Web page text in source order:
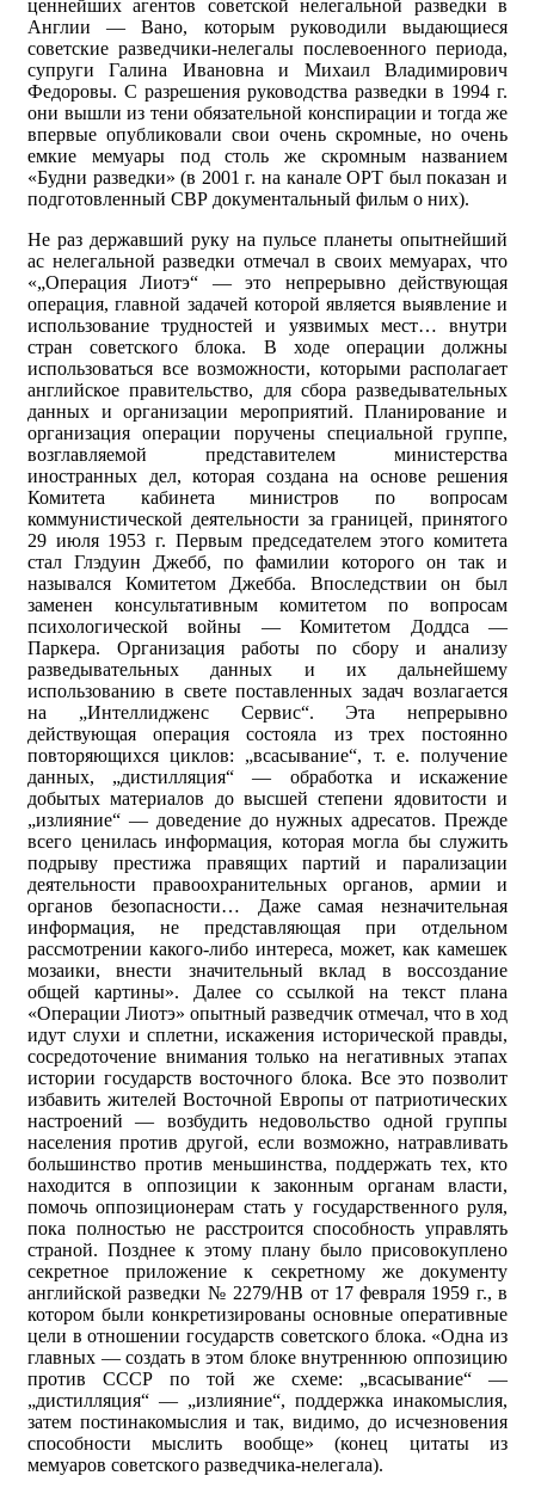
ценнейших агентов советской нелегальной разведки в
Англии — Вано, которым руководили выдающиеся
советские разведчики-нелегалы послевоенного периода,
супруги Галина Ивановна и Михаил Владимирович
Федоровы. С разрешения руководства разведки в 1994 г.
они вышли из тени обязательной конспирации и тогда же
впервые опубликовали свои очень скромные, но очень
емкие мемуары под столь же скромным названием
«Будни разведки» (в 2001 г. на канале ОРТ был показан и
подготовленный СВР документальный фильм о них).
Не раз державший руку на пульсе планеты опытнейший
ас нелегальной разведки отмечал в своих мемуарах, что
«„Операция Лиотэ“ — это непрерывно действующая
операция, главной задачей которой является выявление и
использование трудностей и уязвимых мест… внутри
стран советского блока. В ходе операции должны
использоваться все возможности, которыми располагает
английское правительство, для сбора разведывательных
данных и организации мероприятий. Планирование и
организация операции поручены специальной группе,
возглавляемой представителем министерства
иностранных дел, которая создана на основе решения
Комитета кабинета министров по вопросам
коммунистической деятельности за границей, принятого
29 июля 1953 г. Первым председателем этого комитета
стал Глэдуин Джебб, по фамилии которого он так и
назывался Комитетом Джебба. Впоследствии он был
заменен консультативным комитетом по вопросам
психологической войны — Комитетом Доддса —
Паркера. Организация работы по сбору и анализу
разведывательных данных и их дальнейшему
использованию в свете поставленных задач возлагается
на „Интеллидженс Сервис“. Эта непрерывно
действующая операция состояла из трех постоянно
повторяющихся циклов: „всасывание“, т. е. получение
данных, „дистилляция“ — обработка и искажение
добытых материалов до высшей степени ядовитости и
„излияние“ — доведение до нужных адресатов. Прежде
всего ценилась информация, которая могла бы служить
подрыву престижа правящих партий и парализации
деятельности правоохранительных органов, армии и
органов безопасности… Даже самая незначительная
информация, не представляющая при отдельном
рассмотрении какого-либо интереса, может, как камешек
мозаики, внести значительный вклад в воссоздание
общей картины». Далее со ссылкой на текст плана
«Операции Лиотэ» опытный разведчик отмечал, что в ход
идут слухи и сплетни, искажения исторической правды,
сосредоточение внимания только на негативных этапах
истории государств восточного блока. Все это позволит
избавить жителей Восточной Европы от патриотических
настроений — возбудить недовольство одной группы
населения против другой, если возможно, натравливать
большинство против меньшинства, поддержать тех, кто
находится в оппозиции к законным органам власти,
помочь оппозиционерам стать у государственного руля,
пока полностью не расстроится способность управлять
страной. Позднее к этому плану было присовокуплено
секретное приложение к секретному же документу
английской разведки № 2279/НВ от 17 февраля 1959 г., в
котором были конкретизированы основные оперативные
цели в отношении государств советского блока. «Одна из
главных — создать в этом блоке внутреннюю оппозицию
против СССР по той же схеме: „всасывание“ —
„дистилляция“ — „излияние“, поддержка инакомыслия,
затем постинакомыслия и так, видимо, до исчезновения
способности мыслить вообще» (конец цитаты из
мемуаров советского разведчика-нелегала).